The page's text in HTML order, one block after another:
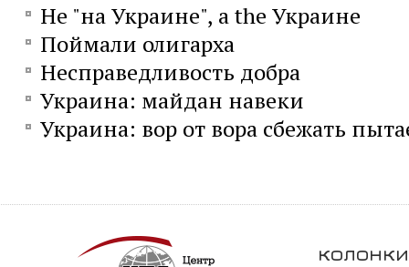
Не "на Украине", а the Украине
Поймали олигарха
Несправедливость добра
Украина: майдан навеки
Украина: вор от вора сбежать
колонки